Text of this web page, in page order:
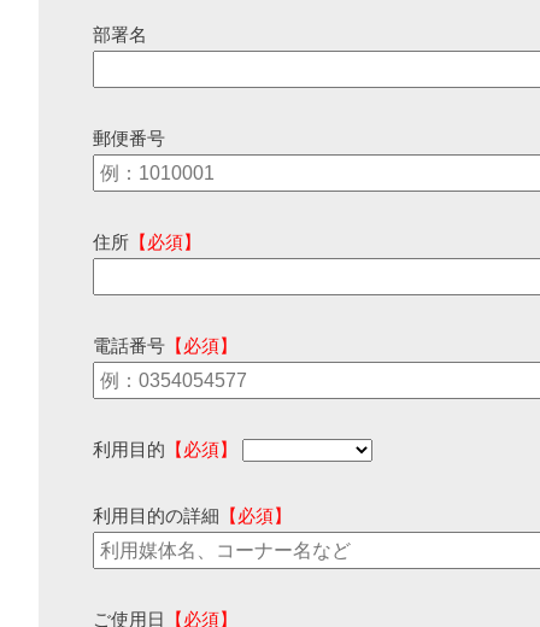
部署名
郵便番号
住所 【必須】
電話番号 【必須】
利用目的 【必須】
利用目的の詳細 【必須】
ご使用日 【必須】